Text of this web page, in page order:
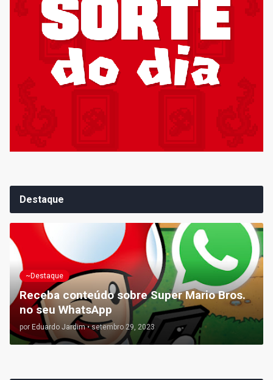
Destaque
~Destaque
Receba conteúdo sobre Super Mario Bros.
no seu WhatsApp
por Eduardo Jardim • setembro 29, 2023